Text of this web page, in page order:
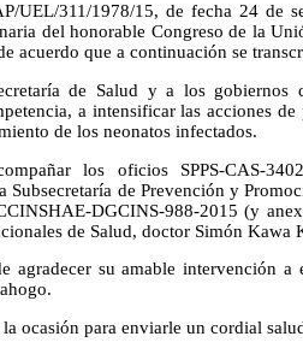
UEL/311/1978/15, de fecha 24 de
del honorable Congreso de la
acuerdo que a continuación se
de Salud y a los gobiernos
a intensificar las acciones
de los neonatos infectados.
los oficios SPPS-CAS-
Subsecretaría de Prevención y
DGCINS-988-2015 (y
de Salud, doctor Simón Kawa
agradecer su amable intervención
ocasión para enviarle un cordial